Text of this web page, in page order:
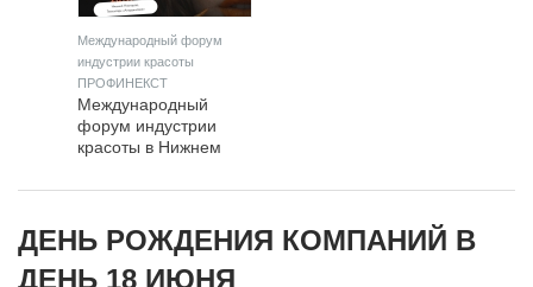
Международный форум
индустрии красоты
ПРОФИНЕКСТ
Международный
форум индустрии
красоты в Нижнем
ДЕНЬ РОЖДЕНИЯ КОМПАНИЙ В
ДЕНЬ 18 ИЮНЯ